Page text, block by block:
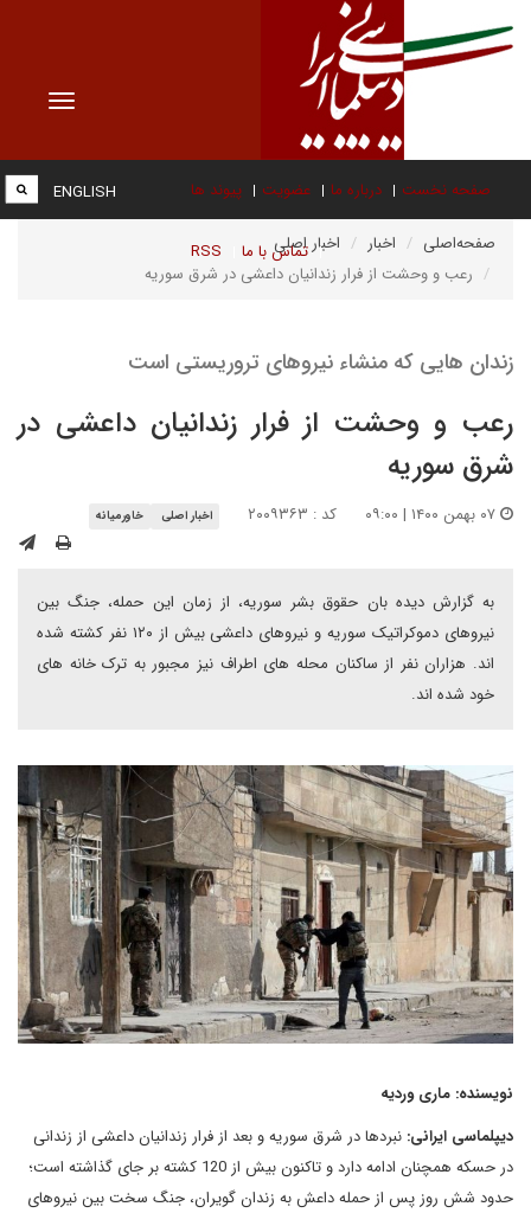
Toggle
صفحه نخست درباره ما عضویت پیوند ها
تماس با ما RSS
ENGLISH
صفحه‌اصلی اخبار
اخبار اصلی
رعب و وحشت از فرار زندانیان داعشی در شرق سوریه
زندان هایی که منشاء نیروهای تروریستی است
رعب و وحشت از فرار زندانیان داعشی در
شرق سوریه
کد : ۲۰۰۹۳۶۳ اخبار اصلی خاورمیانه
به گزارش دیده بان حقوق بشر سوریه، از زمان این حمله، جنگ بین
نیروهای دموکراتیک سوریه و نیروهای داعشی بیش از ۱۲۰ نفر کشته شده
اند. هزاران نفر از ساکنان محله های اطراف نیز مجبور به ترک خانه های
خود شده اند.
نویسنده: ماری وردیه
دیپلماسی ایرانی: نبردها در شرق سوریه و بعد از فرار زندانیان داعشی از زندانی
در حسکه همچنان ادامه دارد و تاکنون بیش از 120 کشته بر جای گذاشته است؛
حدود شش روز پس از حمله داعش به زندان گویران، جنگ سخت بین نیروهای